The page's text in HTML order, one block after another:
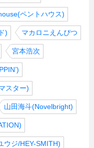
ペントハウス)
) マカロニえんぴつ
宮本浩次
スター)
山田海斗(Novelbright)
ウジ/HEY-SMITH)